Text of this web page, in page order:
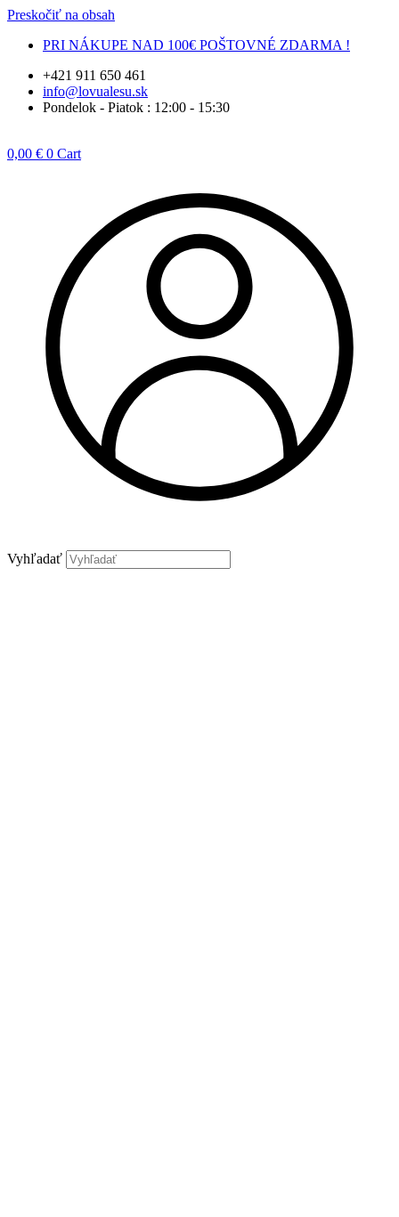
Preskočiť na obsah
PRI NÁKUPE NAD 100€ POŠTOVNÉ ZDARMA !
+421 911 650 461
info@lovualesu.sk
Pondelok - Piatok : 12:00 - 15:30
0,00 € 0 Cart
Vyhľadať